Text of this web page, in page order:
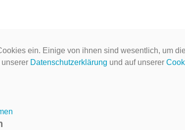
ein. Einige von ihnen sind wesentlich, um
Datenschutzerklärung und auf unserer